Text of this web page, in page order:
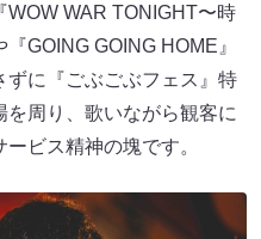
WOW WAR TONIGHT〜時
GOING GOING HOME』
ずに『ごぶごぶフェス』特
周り、歌いながら観客に
ビス精神の塊です。